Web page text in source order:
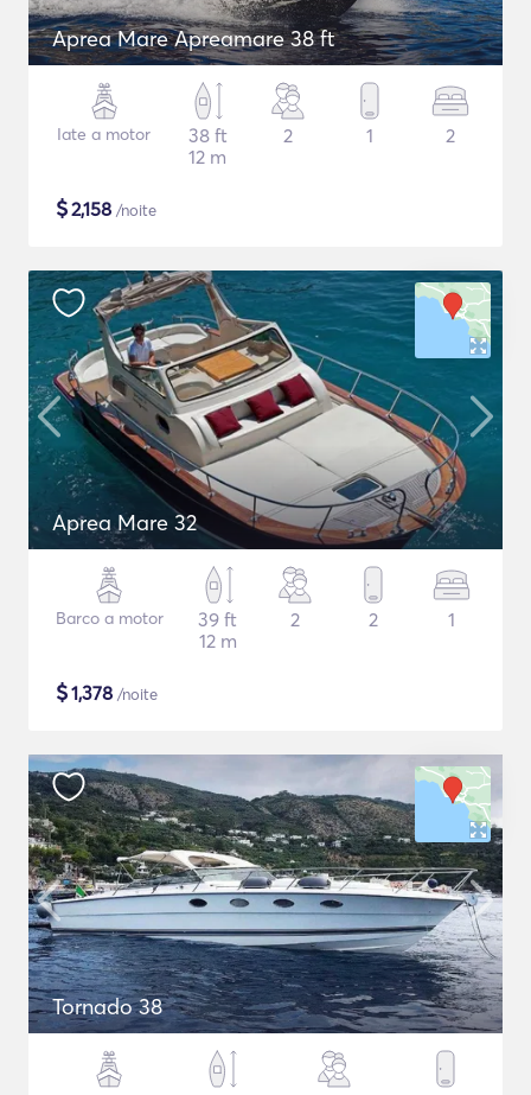
Aprea Mare Apreamare 38 ft
Iate a motor
38 ft
12 m
2 1 2
$2,158 /noite
Aprea Mare 32
Barco a motor
39 ft
12 m
2 2 1
$1,378 /noite
Tornado 38